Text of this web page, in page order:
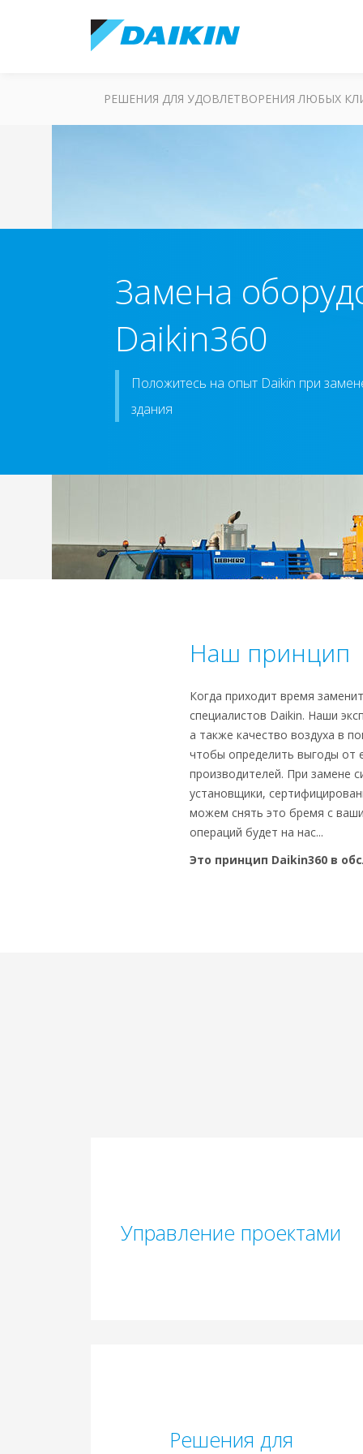
РЕШЕНИЯ ДЛЯ УДОВЛЕТВОРЕНИЯ ЛЮБЫХ
Замена
Daikin360
Положитесь на опыт Daikin при
здания
Наш принцип
Когда приходит время
специалистов Daikin. Наши
а также качество воздуха в
чтобы определить выгоды от
производителей. При замене
установщики,
можем снять это бремя с
операций будет на нас...
Это принцип Daikin360 в
Управление проектами
Решения для